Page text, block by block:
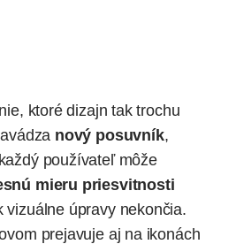
ktoré dizajn tak trochu
nový posuvník,
používateľ môže
mieru priesvitnosti
vizuálne úpravy nekončia.
prejavuje aj na ikonách